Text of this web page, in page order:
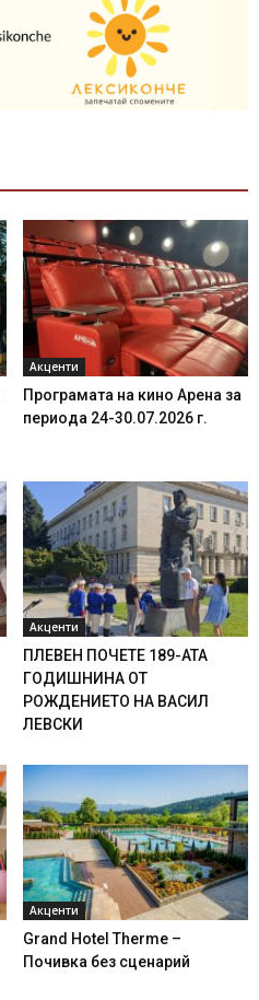
Акценти
Програмата на кино Арена за
периода 24-30.07.2026 г.
Акценти
ПЛЕВЕН ПОЧЕТЕ 189-АТА
ГОДИШНИНА ОТ
РОЖДЕНИЕТО НА ВАСИЛ
ЛЕВСКИ
Акценти
Grand Hotel Therme –
Почивка без сценарий